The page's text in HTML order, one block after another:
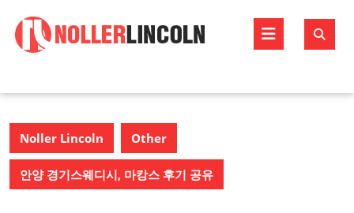
content
Open
Noller Lincoln Other
안양 경기스웨디시, 마캉스 후기 공유